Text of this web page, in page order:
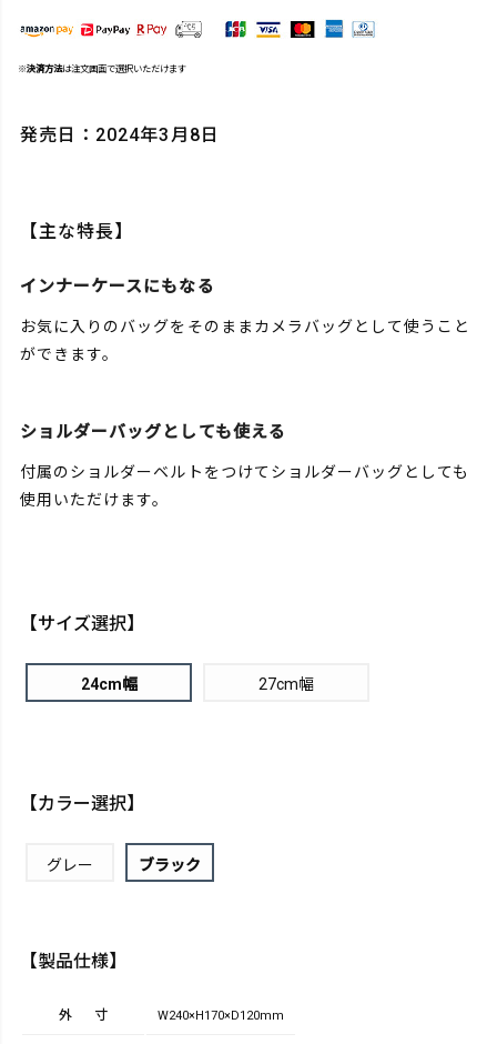
※決済方法は注文画面で選択いただけます
発売日：2024年3月8日
【主な特長】
インナーケースにもなる
お気に入りのバッグをそのままカメラバッグとして使うこと
ができます。
ショルダーバッグとしても使える
付属のショルダーベルトをつけてショルダーバッグとしても
使用いただけます。
【サイズ選択】
24cm幅 27cm幅
【カラー選択】
グレー ブラック
【製品仕様】
外寸 W240×H170×D120mm